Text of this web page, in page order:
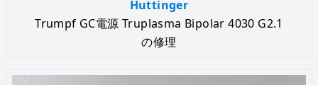
Huttinger
Trumpf GC電源 Truplasma Bipolar 4030 G2.1
の修理